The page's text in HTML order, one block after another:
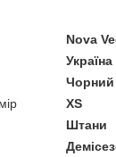
Nova
Україна
Чорний
XS
Штани